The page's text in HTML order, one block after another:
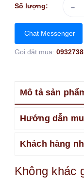
Số lượng: -
Chat Messenger
Gọi đặt mua:
Mô tả sản
Hướng dẫn
Khách hàng
Không khác